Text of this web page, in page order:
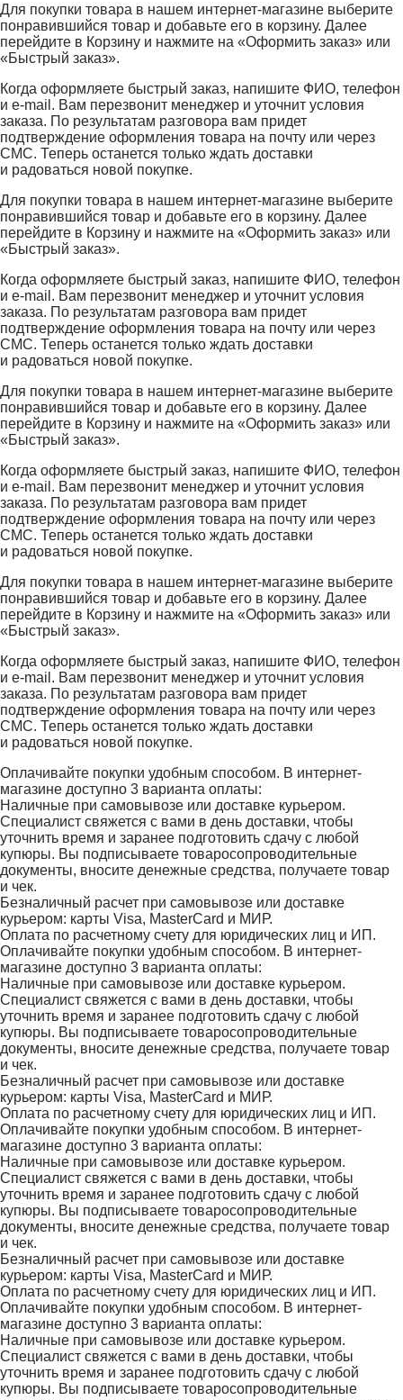
Для покупки товара в нашем интернет-магазине выберите
понравившийся товар и добавьте его в корзину. Далее
перейдите в Корзину и нажмите на «Оформить заказ» или
«Быстрый заказ».
Когда оформляете быстрый заказ, напишите ФИО, телефон
и e-mail. Вам перезвонит менеджер и уточнит условия
заказа. По результатам разговора вам придет
подтверждение оформления товара на почту или через
СМС. Теперь останется только ждать доставки
и радоваться новой покупке.
Для покупки товара в нашем интернет-магазине выберите
понравившийся товар и добавьте его в корзину. Далее
перейдите в Корзину и нажмите на «Оформить заказ» или
«Быстрый заказ».
Когда оформляете быстрый заказ, напишите ФИО, телефон
и e-mail. Вам перезвонит менеджер и уточнит условия
заказа. По результатам разговора вам придет
подтверждение оформления товара на почту или через
СМС. Теперь останется только ждать доставки
и радоваться новой покупке.
Для покупки товара в нашем интернет-магазине выберите
понравившийся товар и добавьте его в корзину. Далее
перейдите в Корзину и нажмите на «Оформить заказ» или
«Быстрый заказ».
Когда оформляете быстрый заказ, напишите ФИО, телефон
и e-mail. Вам перезвонит менеджер и уточнит условия
заказа. По результатам разговора вам придет
подтверждение оформления товара на почту или через
СМС. Теперь останется только ждать доставки
и радоваться новой покупке.
Для покупки товара в нашем интернет-магазине выберите
понравившийся товар и добавьте его в корзину. Далее
перейдите в Корзину и нажмите на «Оформить заказ» или
«Быстрый заказ».
Когда оформляете быстрый заказ, напишите ФИО, телефон
и e-mail. Вам перезвонит менеджер и уточнит условия
заказа. По результатам разговора вам придет
подтверждение оформления товара на почту или через
СМС. Теперь останется только ждать доставки
и радоваться новой покупке.
Оплачивайте покупки удобным способом. В интернет-
магазине доступно 3 варианта оплаты:
Наличные при самовывозе или доставке курьером.
Специалист свяжется с вами в день доставки, чтобы
уточнить время и заранее подготовить сдачу с любой
купюры. Вы подписываете товаросопроводительные
документы, вносите денежные средства, получаете товар
и чек.
Безналичный расчет при самовывозе или доставке
курьером: карты Visa, MasterCard и МИР.
Оплата по расчетному счету для юридических лиц и ИП.
Оплачивайте покупки удобным способом. В интернет-
магазине доступно 3 варианта оплаты:
Наличные при самовывозе или доставке курьером.
Специалист свяжется с вами в день доставки, чтобы
уточнить время и заранее подготовить сдачу с любой
купюры. Вы подписываете товаросопроводительные
документы, вносите денежные средства, получаете товар
и чек.
Безналичный расчет при самовывозе или доставке
курьером: карты Visa, MasterCard и МИР.
Оплата по расчетному счету для юридических лиц и ИП.
Оплачивайте покупки удобным способом. В интернет-
магазине доступно 3 варианта оплаты:
Наличные при самовывозе или доставке курьером.
Специалист свяжется с вами в день доставки, чтобы
уточнить время и заранее подготовить сдачу с любой
купюры. Вы подписываете товаросопроводительные
документы, вносите денежные средства, получаете товар
и чек.
Безналичный расчет при самовывозе или доставке
курьером: карты Visa, MasterCard и МИР.
Оплата по расчетному счету для юридических лиц и ИП.
Оплачивайте покупки удобным способом. В интернет-
магазине доступно 3 варианта оплаты:
Наличные при самовывозе или доставке курьером.
Специалист свяжется с вами в день доставки, чтобы
уточнить время и заранее подготовить сдачу с любой
купюры. Вы подписываете товаросопроводительные